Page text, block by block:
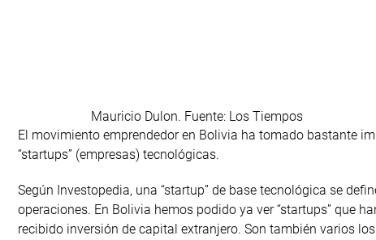
Mauricio Dulon. Fuente: Los Tiempos
El movimiento emprendedor en Bolivia ha tomado bastante
“startups” (empresas) tecnológicas.
Según Investopedia, una “startup” de base tecnológica se
operaciones. En Bolivia hemos podido ya ver “startups” que
recibido inversión de capital extranjero. Son también varios